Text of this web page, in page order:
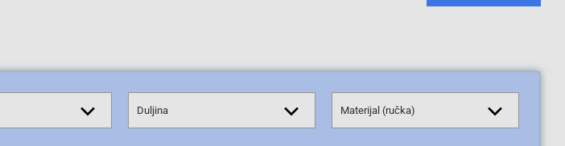
Duljina Materijal (ručka)